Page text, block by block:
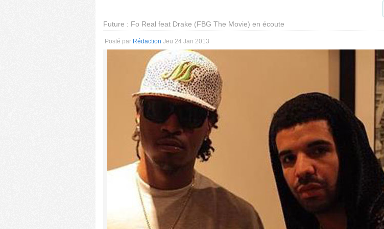
Future : Fo Real feat Drake (FBG The Movie) en écoute
Posté par Rédaction Jeu 24 Jan 2013